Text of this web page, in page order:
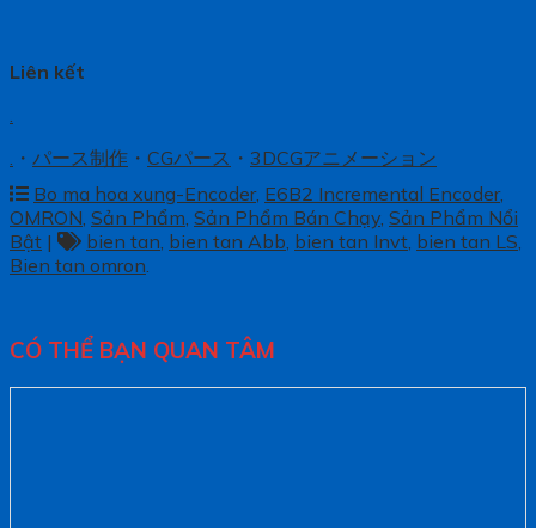
Liên kết
.
. ・ パース制作 ・ CGパース ・ 3DCGアニメーション
Bo ma hoa xung-Encoder, E6B2 Incremental Encoder,
OMRON, Sản Phẩm, Sản Phẩm Bán Chạy, Sản Phẩm Nổi
Bật | bien tan, bien tan Abb, bien tan Invt, bien tan LS,
Bien tan omron.
CÓ THỂ BẠN QUAN TÂM